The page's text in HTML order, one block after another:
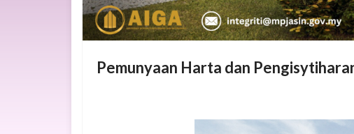
Pemunyaan Harta dan